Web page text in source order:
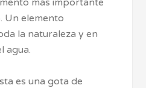
Un elemento
la naturaleza y en
agua.
es una gota de